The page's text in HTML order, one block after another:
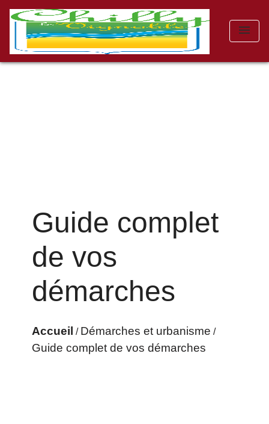
menu
Guide complet
de vos
démarches
Accueil / Démarches et urbanisme /
Guide complet de vos démarches